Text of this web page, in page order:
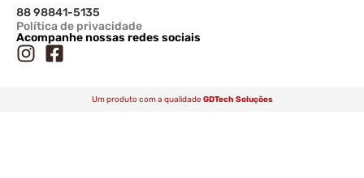
88 98841-5135
Política de privacidade
Acompanhe nossas redes sociais
Um produto com a qualidade GDTech Soluções